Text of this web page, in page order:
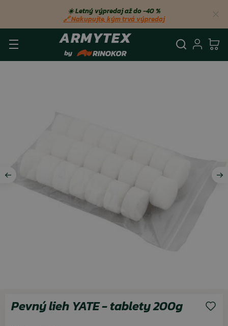
☀️ Letný výpredaj až do −40 %
🔗 Nakupujte, kým trvá výpredaj
Pevný lieh YATE - tablety 200g